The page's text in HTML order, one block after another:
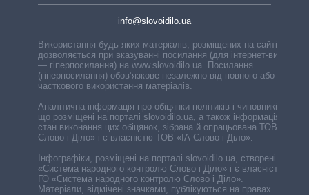
info@slovoidilo.ua
Використання будь-яких матеріалів, розміщених на сайті,
дозволяється при вказуванні посилання (для інтернет-видань
— гіперпосилання) на www.slovoidilo.ua. Посилання
(гіперпосилання) обов’язкове незалежно від повного або
часткового використання матеріалів.
Аналітична інформація про обіцянки політиків і чиновників,
що розміщені на порталі slovoidilo.ua, а також інформація про
стан виконання цих обіцянок, зібрана й опрацьована ТОВ «ІА
Слово і Діло» і є власністю ТОВ «ІА Слово і Діло».
Інфографіки, розміщені на порталі slovoidilo.ua, створені ГО
«Система народного контролю Слово і Діло» і є власністю
ГО «Система народного контролю Слово і Діло».
Матеріали, відмічені значками, публікуються на правах